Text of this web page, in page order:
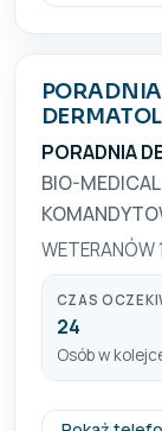
PORADNIA
PORADNIA
BIO-
WETERANÓW
CZAS
24
Osób w